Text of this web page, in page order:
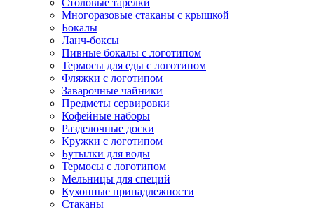
Столовые тарелки
Многоразовые стаканы с крышкой
Бокалы
Ланч-боксы
Пивные бокалы с логотипом
Термосы для еды с логотипом
Фляжки с логотипом
Заварочные чайники
Предметы сервировки
Кофейные наборы
Разделочные доски
Кружки с логотипом
Бутылки для воды
Термосы с логотипом
Мельницы для специй
Кухонные принадлежности
Стаканы